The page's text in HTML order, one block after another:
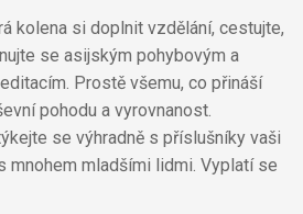
kolena si doplnit vzdělání, cestujte,
se asijským pohybovým a
Prostě všemu, co přináší
pohodu a vyrovnanost.
se výhradně s příslušníky vaši
mnohem mladšími lidmi. Vyplatí se